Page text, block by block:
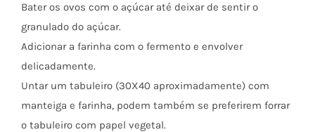
Bater os ovos com o açúcar até deixar de sentir o
granulado do açúcar.
Adicionar a farinha com o fermento e envolver
delicadamente.
Untar um tabuleiro (30X40 aproximadamente) com
manteiga e farinha, podem também se preferirem forrar
o tabuleiro com papel vegetal.